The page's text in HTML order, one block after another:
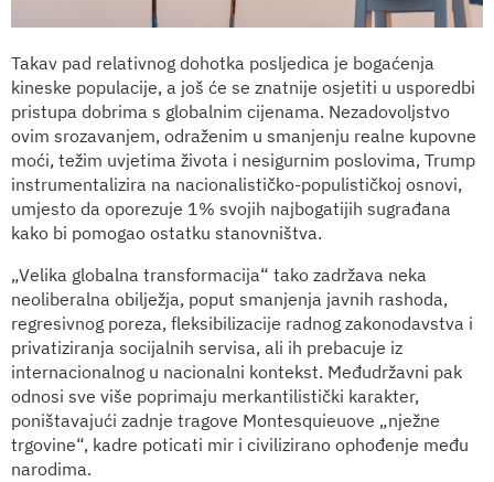
Takav pad relativnog dohotka posljedica je bogaćenja
kineske populacije, a još će se znatnije osjetiti u usporedbi
pristupa dobrima s globalnim cijenama. Nezadovoljstvo
ovim srozavanjem, odraženim u smanjenju realne kupovne
moći, težim uvjetima života i nesigurnim poslovima, Trump
instrumentalizira na nacionalističko-populističkoj osnovi,
umjesto da oporezuje 1% svojih najbogatijih sugrađana
kako bi pomogao ostatku stanovništva.
„Velika globalna transformacija“ tako zadržava neka
neoliberalna obilježja, poput smanjenja javnih rashoda,
regresivnog poreza, fleksibilizacije radnog zakonodavstva i
privatiziranja socijalnih servisa, ali ih prebacuje iz
internacionalnog u nacionalni kontekst. Međudržavni pak
odnosi sve više poprimaju merkantilistički karakter,
poništavajući zadnje tragove Montesquieuove „nježne
trgovine“, kadre poticati mir i civilizirano ophođenje među
narodima.